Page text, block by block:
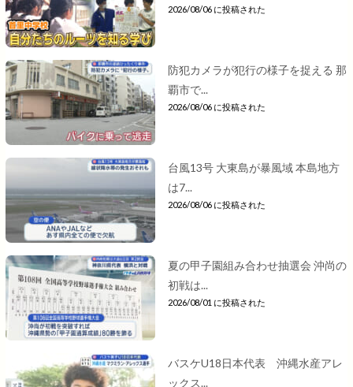
2026/08/06 に投稿された
防犯カメラが犯行の様子を捉える 那
覇市で...
2026/08/06 に投稿された
台風13号 大東島が暴風域 本島地方
は7...
2026/08/06 に投稿された
夏の甲子園組み合わせ抽選会 沖尚の
初戦は...
2026/08/01 に投稿された
バスケU18日本代表 沖縄水産アレ
ックス...